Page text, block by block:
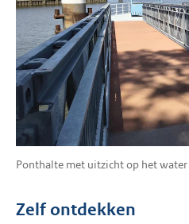
Ponthalte met uitzicht op het water
Zelf ontdekken